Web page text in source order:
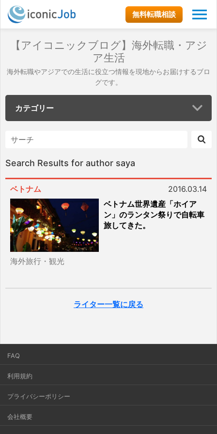
無料転職相談
【アイコニックブログ】海外転職・アジ
ア生活
海外転職やアジアでの生活に役立つ情報を現地からお届けするブロ
グです。
カテゴリー
Search Results for author saya
ベトナム
2016.03.14
ベトナム世界遺産「ホイア
ン」のランタン祭りで自転車
旅してきた。
海外旅行・観光
ライター一覧に戻る
FAQ
利用規約
プライバシーポリシー
会社概要